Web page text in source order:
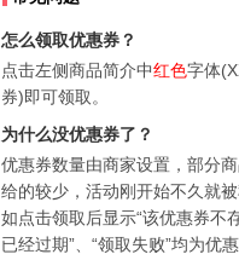
怎么领取优惠券？
点击左侧商品简介中红色字体
券)即可领取。
为什么没优惠券了？
优惠券数量由商家设置，部分
给的较少，活动刚开始不久就
如点击领取后显示“该优惠券不
已经过期”、“领取失败”均为优